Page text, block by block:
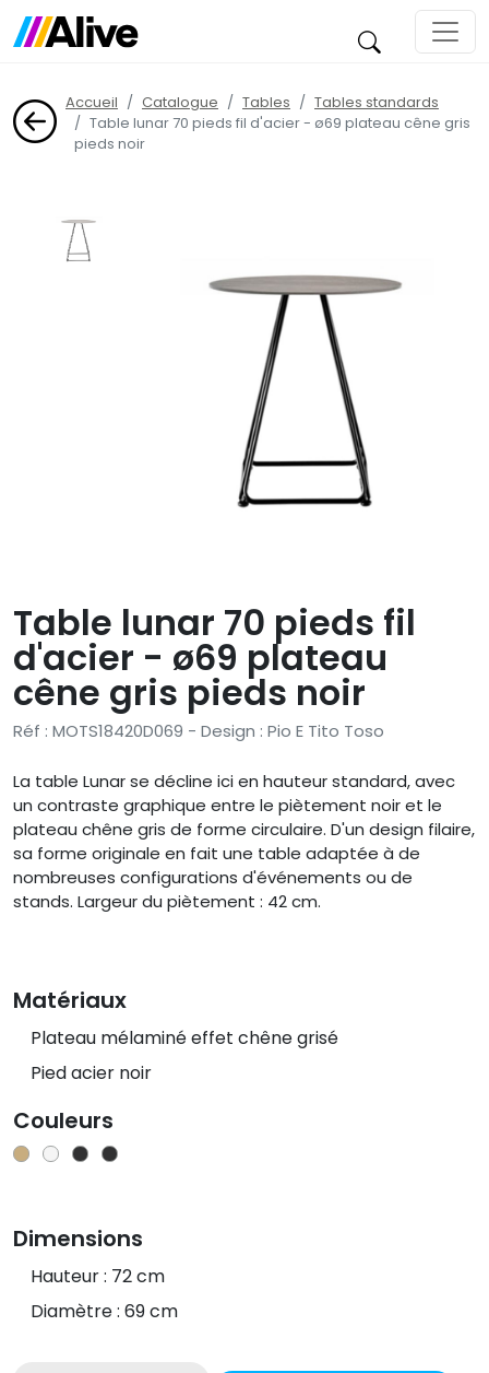
Accueil Catalogue Tables
Tables standards
Table lunar 70 pieds fil d'acier - ø69 plateau cêne gris
pieds noir
Table lunar 70 pieds fil
d'acier - ø69 plateau
cêne gris pieds noir
Réf : MOTS18420D069 - Design : Pio E Tito Toso
La table Lunar se décline ici en hauteur standard, avec
un contraste graphique entre le piètement noir et le
plateau chêne gris de forme circulaire. D'un design filaire,
sa forme originale en fait une table adaptée à de
nombreuses configurations d'événements ou de
stands. Largeur du piètement : 42 cm.
Matériaux
Plateau mélaminé effet chêne grisé
Pied acier noir
Couleurs
Dimensions
Hauteur : 72 cm
Diamètre : 69 cm